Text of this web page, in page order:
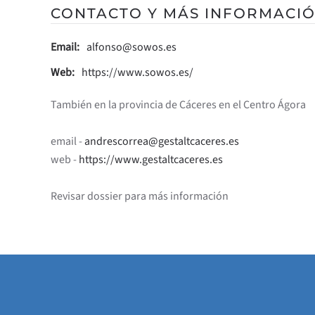
CONTACTO Y MÁS
Email: alfonso@sowos.es
Web: https://www.sowos.es/
También en la provincia de Cáceres en el Centro Ágora
email -andrescorrea@gestaltcaceres.es
web -https://www.gestaltcaceres.es
Revisar dossier para más información